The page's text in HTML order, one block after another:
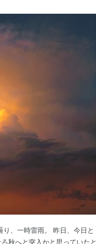
、一時雷雨。 昨日、今日と
秋へと突入かと思っていたと